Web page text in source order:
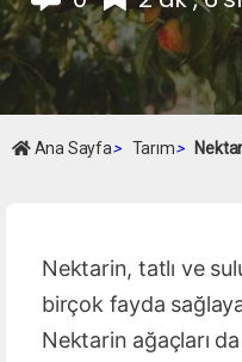
Ana Sayfa> Tarım>
Nektarin, tatlı ve
birçok fayda
Nektarin ağaçları